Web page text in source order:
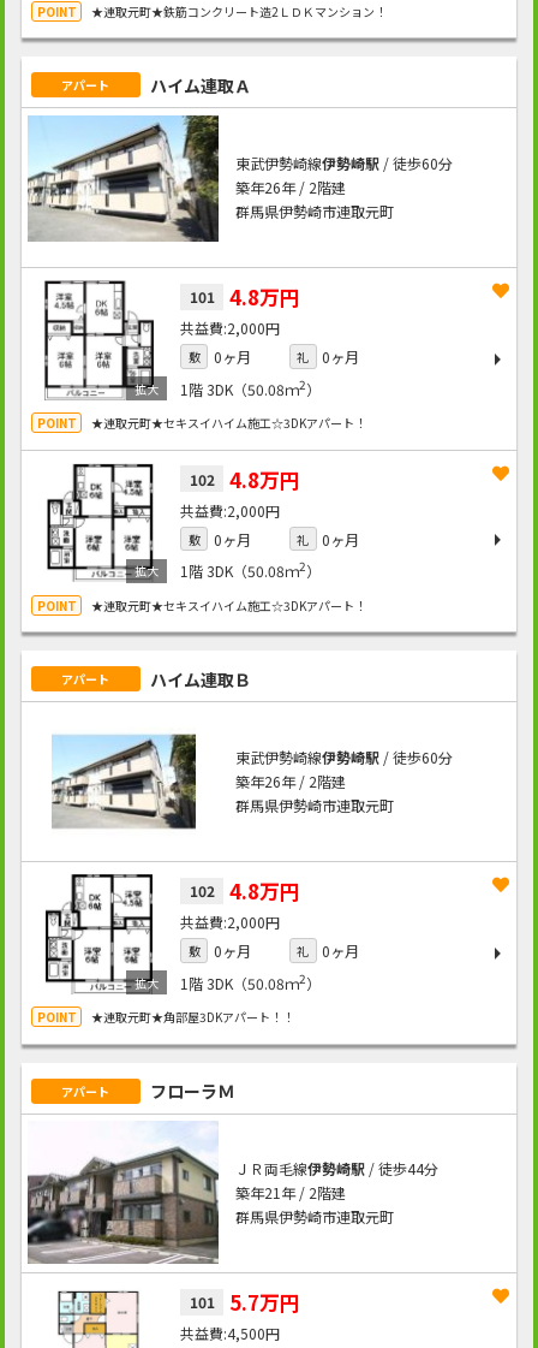
★連取元町★鉄筋コンクリート造2ＬＤＫマンション！
アパート ハイム連取Ａ
東武伊勢崎線伊勢崎駅/ 徒歩60分
築年26年 / 2階建
群馬県伊勢崎市連取元町
101 4.8万円
2,000円
敷 0ヶ月 礼
0ヶ月
1階3DK（50.08ｍ2）
★連取元町★セキスイハイム施工☆3DKアパート！
102 4.8万円
2,000円
敷 0ヶ月 礼
0ヶ月
1階3DK（50.08ｍ2）
★連取元町★セキスイハイム施工☆3DKアパート！
アパート ハイム連取Ｂ
東武伊勢崎線伊勢崎駅/ 徒歩60分
築年26年 / 2階建
群馬県伊勢崎市連取元町
102 4.8万円
2,000円
敷 0ヶ月 礼
0ヶ月
1階3DK（50.08ｍ2）
★連取元町★角部屋3DKアパート！！
アパート フローラＭ
ＪＲ両毛線伊勢崎駅/ 徒歩44分
築年21年 / 2階建
群馬県伊勢崎市連取元町
101 5.7万円
4,500円